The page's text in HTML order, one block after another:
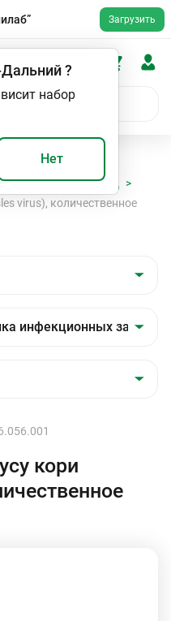
Загрузить
?
набор
Нет
Серологическая
Корь, ИФА
virus), количественное
кори